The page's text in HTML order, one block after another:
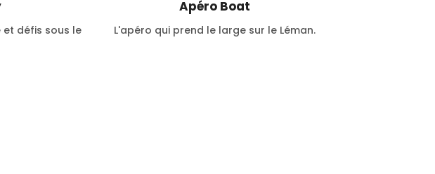
et défis sous le
Apéro Boat
L'apéro qui prend le large sur le Léman.